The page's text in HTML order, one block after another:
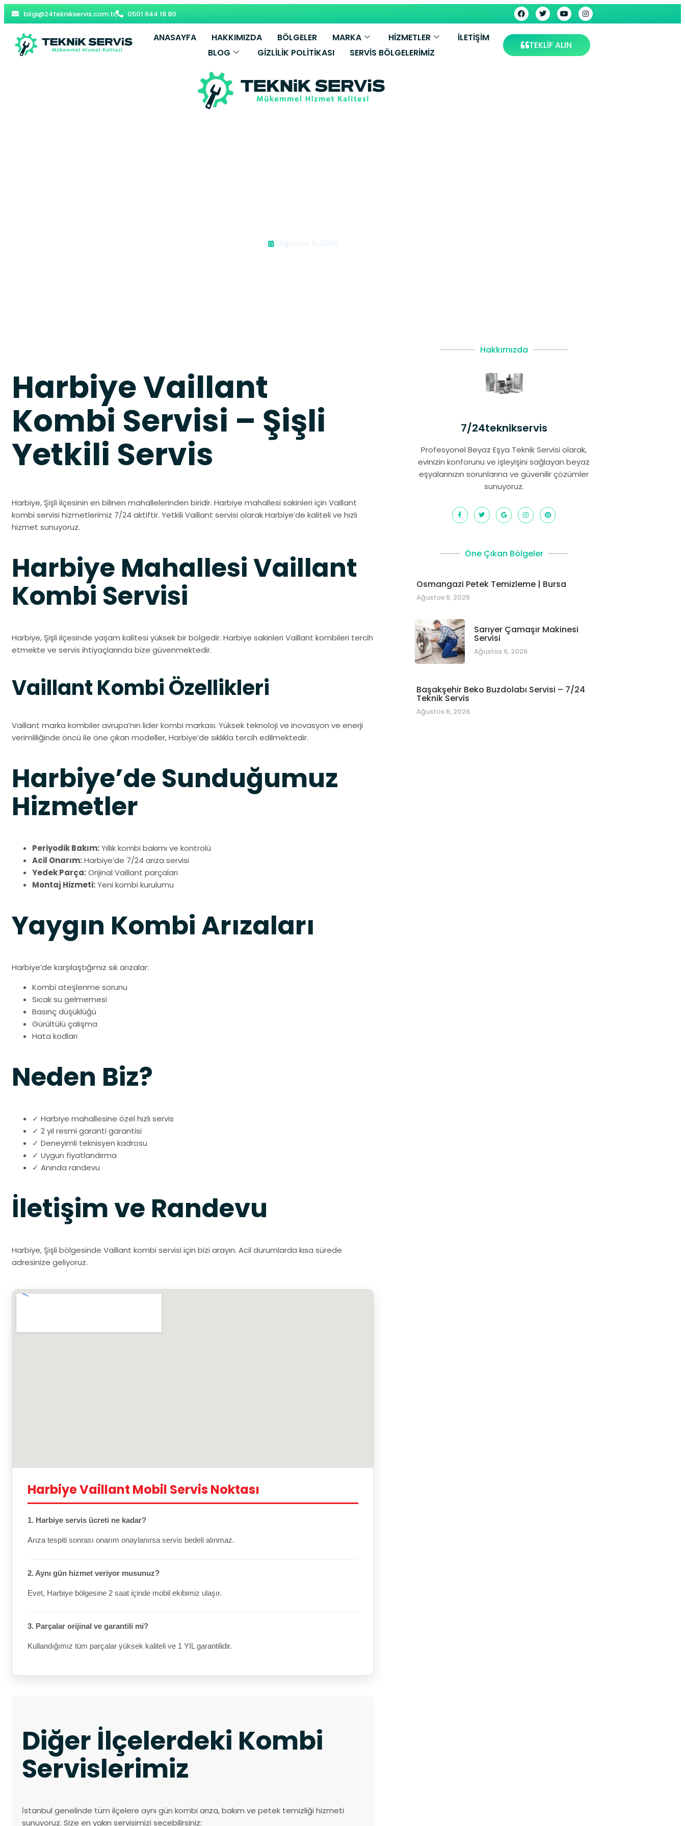
bilgi@24teknikservis.com.tr 0501 644 18 80
ANASAYFA HAKKIMIZDA BÖLGELER MARKA HİZMETLER
İLETIŞIM
BLOG
GIZLILIK POLITIKASI SERVIS BÖLGELERIMIZ
TEKLİF ALIN
Ağustos 6, 2026
Harbiye Vaillant
Kombi Servisi – Şişli
Yetkili Servis
Harbiye, Şişli ilçesinin en bilinen mahallelerinden biridir. Harbiye mahallesi sakinleri için Vaillant
kombi servisi hizmetlerimiz 7/24 aktiftir. Yetkili Vaillant servisi olarak Harbiye’de kaliteli ve hızlı
hizmet sunuyoruz.
Harbiye Mahallesi Vaillant
Kombi Servisi
Harbiye, Şişli ilçesinde yaşam kalitesi yüksek bir bölgedir. Harbiye sakinleri Vaillant kombileri tercih
etmekte ve servis ihtiyaçlarında bize güvenmektedir.
Vaillant Kombi Özellikleri
Vaillant marka kombiler avrupa’nın lider kombi markası. Yüksek teknoloji ve inovasyon ve enerji
verimliliğinde öncü ile öne çıkan modeller, Harbiye’de sıklıkla tercih edilmektedir.
Harbiye’de Sunduğumuz
Hizmetler
Periyodik Bakım:Yıllık kombi bakımı ve kontrolü
Acil Onarım:Harbiye’de 7/24 arıza servisi
Yedek Parça:Orijinal Vaillant parçaları
Montaj Hizmeti:Yeni kombi kurulumu
Yaygın Kombi Arızaları
Harbiye’de karşılaştığımız sık arızalar:
Kombi ateşlenme sorunu
Sıcak su gelmemesi
Basınç düşüklüğü
Gürültülü çalışma
Hata kodları
Neden Biz?
✓ Harbiye mahallesine özel hızlı servis
✓ 2 yıl resmi garanti garantisi
✓ Deneyimli teknisyen kadrosu
✓ Uygun fiyatlandırma
✓ Anında randevu
İletişim ve Randevu
Harbiye, Şişli bölgesinde Vaillant kombi servisi için bizi arayın. Acil durumlarda kısa sürede
adresinize geliyoruz.
Harbiye Vaillant Mobil Servis Noktası
1. Harbiye servis ücreti ne kadar?
Arıza tespiti sonrası onarım onaylanırsa servis bedeli alınmaz.
2. Aynı gün hizmet veriyor musunuz?
Evet, Harbiye bölgesine 2 saat içinde mobil ekibimiz ulaşır.
3. Parçalar orijinal ve garantili mi?
Kullandığımız tüm parçalar yüksek kaliteli ve 1 YIL garantilidir.
Diğer İlçelerdeki Kombi
Servislerimiz
İstanbul genelinde tüm ilçelere aynı gün kombi arıza, bakım ve petek temizliği hizmeti
sunuyoruz. Size en yakın servisimizi seçebilirsiniz:
Hakkımızda
7/24teknikservis
Profesyonel Beyaz Eşya Teknik Servisi olarak,
evinizin konforunu ve işleyişini sağlayan beyaz
eşyalarınızın sorunlarına ve güvenilir çözümler
sunuyoruz.
Öne Çıkan Bölgeler
Osmangazi Petek Temizleme | Bursa
Ağustos 6, 2026
Sarıyer Çamaşır Makinesi
Servisi
Ağustos 6, 2026
Başakşehir Beko Buzdolabı Servisi – 7/24
Teknik Servis
Ağustos 6, 2026